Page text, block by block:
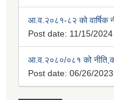
आ.व.२०८१-८२ को वार्षिक
Post date: 11/15/
आ.व.२०८०/०८१ को
Post date: 06/26/